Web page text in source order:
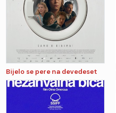
Bijelo se pere na devedeset